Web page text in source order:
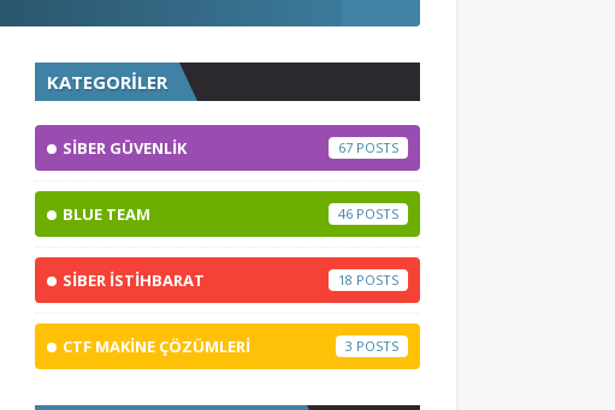
KATEGORİLER
SİBER GÜVENLİK 67
BLUE TEAM 46
SİBER İSTİHBARAT 18
CTF MAKİNE ÇÖZÜMLERİ 3